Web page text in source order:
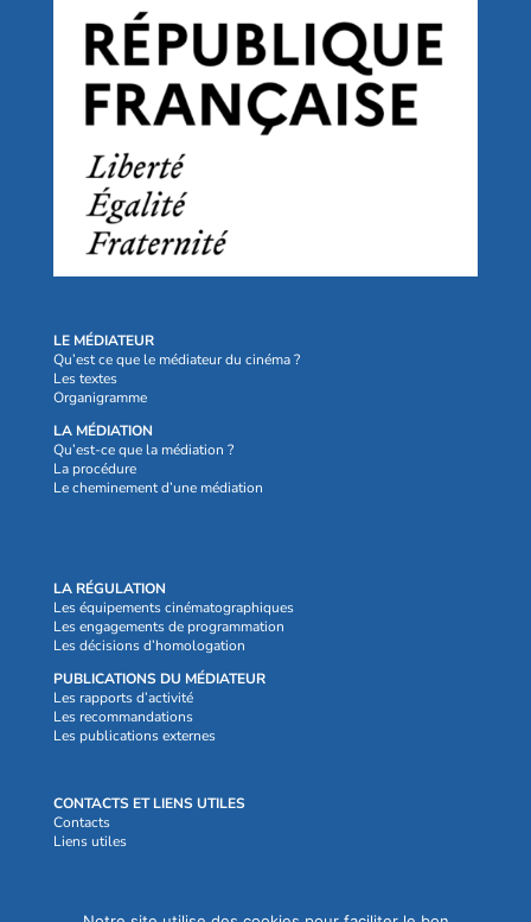
LE MÉDIATEUR
Qu’est ce que le médiateur du cinéma ?
Les textes
Organigramme
LA MÉDIATION
Qu’est-ce que la médiation ?
La procédure
Le cheminement d’une médiation
LA RÉGULATION
Les équipements cinématographiques
Les engagements de programmation
Les décisions d’homologation
PUBLICATIONS DU MÉDIATEUR
Les rapports d’activité
Les recommandations
Les publications externes
CONTACTS ET LIENS UTILES
Contacts
Liens utiles